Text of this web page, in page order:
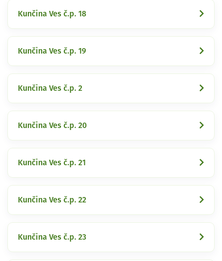
Kunčina Ves č.p. 18
Kunčina Ves č.p. 19
Kunčina Ves č.p. 2
Kunčina Ves č.p. 20
Kunčina Ves č.p. 21
Kunčina Ves č.p. 22
Kunčina Ves č.p. 23